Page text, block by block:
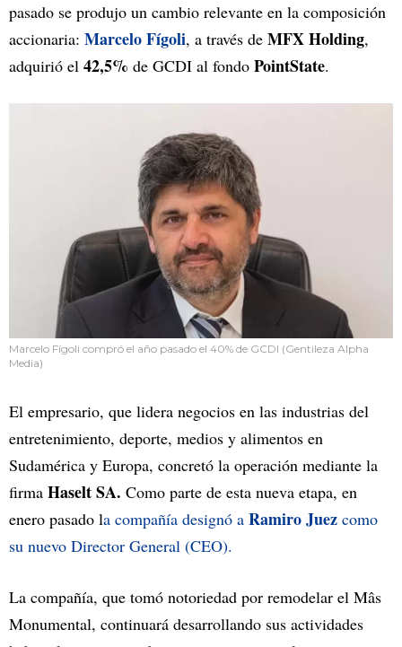
pasado se produjo un cambio relevante en la composición
accionaria: Marcelo Fígoli, a través de MFX Holding,
adquirió el 42,5% de GCDI al fondo PointState.
Marcelo Fígoli compró el año pasado el 40% de GCDI (Gentileza Alpha
Media)
El empresario, que lidera negocios en las industrias del
entretenimiento, deporte, medios y alimentos en
Sudamérica y Europa, concretó la operación mediante la
firma Haselt SA. Como parte de esta nueva etapa, en
enero pasado la compañía designó a Ramiro Juez como
su nuevo Director General (CEO).
La compañía, que tomó notoriedad por remodelar el Mâs
Monumental, continuará desarrollando sus actividades